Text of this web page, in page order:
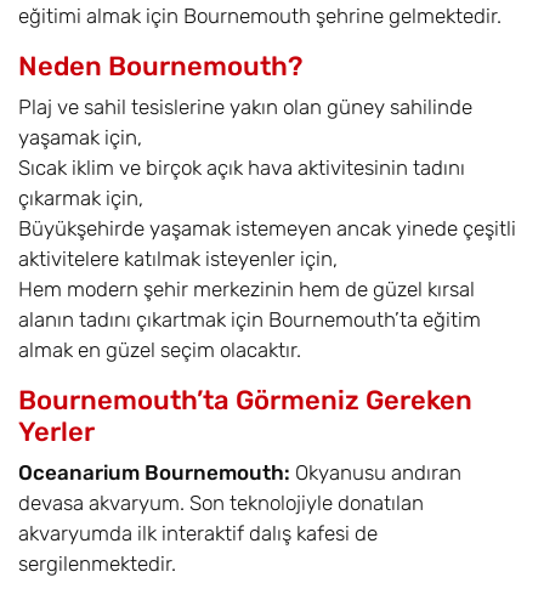
eğitimi almak için Bournemouth şehrine gelmektedir.
Neden Bournemouth?
Plaj ve sahil tesislerine yakın olan güney sahilinde
yaşamak için,
Sıcak iklim ve birçok açık hava aktivitesinin tadını
çıkarmak için,
Büyükşehirde yaşamak istemeyen ancak yinede çeşitli
aktivitelere katılmak isteyenler için,
Hem modern şehir merkezinin hem de güzel kırsal
alanın tadını çıkartmak için Bournemouth’ta eğitim
almak en güzel seçim olacaktır.
Bournemouth’ta Görmeniz Gereken
Yerler
Oceanarium Bournemouth: Okyanusu andıran
devasa akvaryum. Son teknolojiyle donatılan
akvaryumda ilk interaktif dalış kafesi de
sergilenmektedir.